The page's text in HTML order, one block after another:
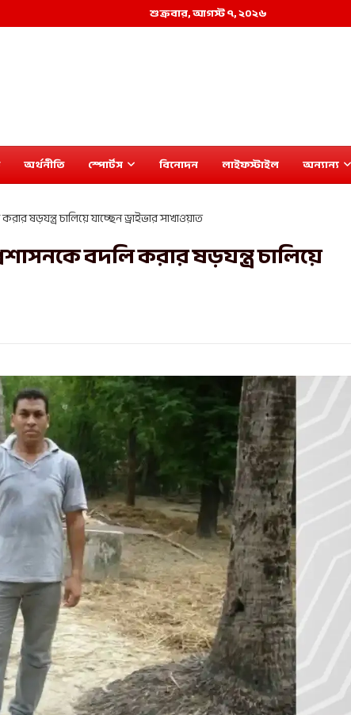
শুক্রবার, আগস্ট ৭, ২০২৬
অর্থনীতি স্পোর্টস বিনোদন লাইফস্টাইল অন্যান্য
ষড়যন্ত্র চালিয়ে যাচ্ছেন ড্রাইভার সাখাওয়াত
বদলি করার ষড়যন্ত্র চালিয়ে